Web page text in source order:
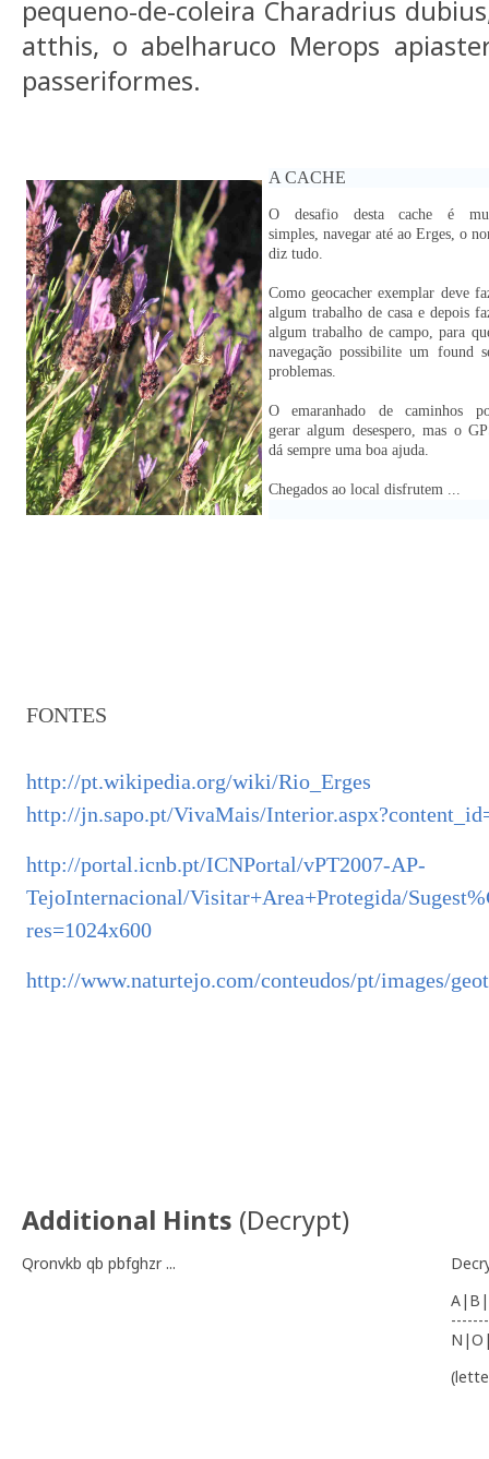
pequeno-de-coleira Charadrius
atthis, o abelharuco Merops
passeriformes.
A CACHE
O desafio desta cache é
simples, navegar até ao Erges, o
diz tudo.
Como geocacher exemplar deve
algum trabalho de casa e depois
algum trabalho de campo, para
navegação possibilite um found
problemas.
O emaranhado de caminhos
gerar algum desespero, mas o
dá sempre uma boa ajuda.
Chegados ao local disfrutem ...
FONTES
http://pt.wikipedia.org/wiki/Rio_Erges
http://jn.sapo.pt/VivaMais/
http://portal.icnb.pt/ICNPortal/vPT2007-AP-
TejoInternacional/Visitar+Area+Protegida/
res=1024x600
http://www.naturtejo.com/conteudos/pt/images/
Additional Hints (Decrypt)
Qronvkb qb pbfghzr ...